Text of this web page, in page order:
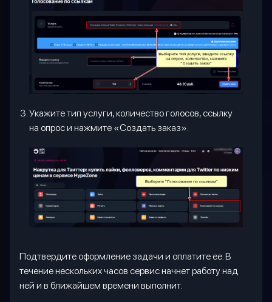
Укажите тип услуги, количество голосов, ссылку
на опрос и нажмите «Создать заказ».
Подтвердите оформление задачи и оплатите ее. В
течение нескольких часов сервис начнет работу над
ней и в ближайшем времени выполнит.